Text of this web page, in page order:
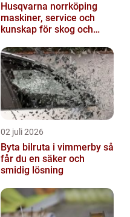
Husqvarna norrköping
maskiner, service och
kunskap för skog och
02 juli 2026
Byta bilruta i vimmerby så
får du en säker och
smidig lösning